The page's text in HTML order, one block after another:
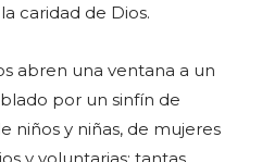
caridad de Dios.
abren una ventana a un
por un sinfín de
niños y niñas, de mujeres